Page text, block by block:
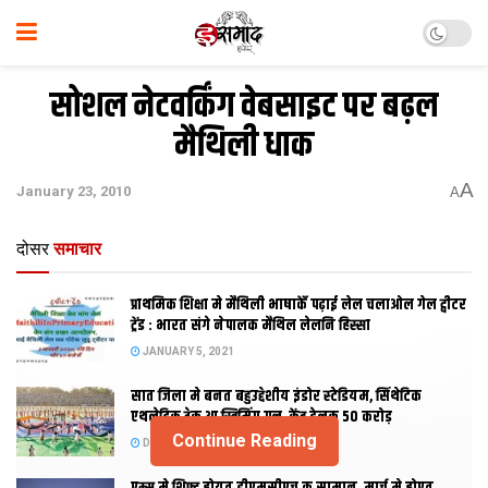
सोशल नेटवर्किंग वेबसाइट पर बढ़ल
मैथिली धाक
January 23, 2010 AA
दोसर समाचार
प्राथमिक शि‍क्षा मे मैथि‍ली भाषाकेँ पढ़ाई लेल चलाओल गेल ट्वीटर
ट्रेंड : भारत संगे नेपालक मैथिल लेलनि हिस्सा
JANUARY 5, 2021
सात जिला मे बनत बहुउद्देशीय इंडोर स्‍टेडि‍यम, सिंथेटिक
एथलेटिक ट्रेक आ स्विमिंग पुल, केंद्र देलक 50 करोड़
DECEMBER 26, 2020
Continue Reading